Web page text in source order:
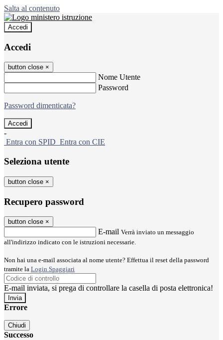
Salta al contenuto
Accedi
Accedi
button close ×
Nome Utente
Password
Password dimenticata?
-
Entra con SPID Entra con CIE
Seleziona utente
button close ×
Recupero password
button close ×
E-mail Verrà inviato un messaggio
all'indirizzo indicato con le istruzioni necessarie.
Non hai una e-mail associata al nome utente? Effettua il reset della password
tramite la Login Spaggiari
E-mail inviata, si prega di controllare la casella di posta elettronica!
Errore
Chiudi
Successo